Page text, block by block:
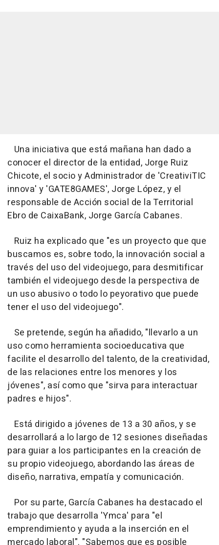
Una iniciativa que está mañana han dado a
conocer el director de la entidad, Jorge Ruiz
Chicote, el socio y Administrador de 'CreativiTIC
innova' y 'GATE8GAMES', Jorge López, y el
responsable de Acción social de la Territorial
Ebro de CaixaBank, Jorge García Cabanes.
Ruiz ha explicado que "es un proyecto que que
buscamos es, sobre todo, la innovación social a
través del uso del videojuego, para desmitificar
también el videojuego desde la perspectiva de
un uso abusivo o todo lo peyorativo que puede
tener el uso del videojuego".
Se pretende, según ha añadido, "llevarlo a un
uso como herramienta socioeducativa que
facilite el desarrollo del talento, de la creatividad,
de las relaciones entre los menores y los
jóvenes", así como que "sirva para interactuar
padres e hijos".
Está dirigido a jóvenes de 13 a 30 años, y se
desarrollará a lo largo de 12 sesiones diseñadas
para guiar a los participantes en la creación de
su propio videojuego, abordando las áreas de
diseño, narrativa, empatía y comunicación.
Por su parte, García Cabanes ha destacado el
trabajo que desarrolla 'Ymca' para "el
emprendimiento y ayuda a la inserción en el
mercado laboral". "Sabemos que es posible